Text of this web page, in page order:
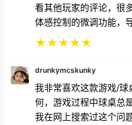
看其他玩家的评论，很
体感控制的微调功能，
★★★★★
drunkymcskunky
我非常喜欢这款游戏/球
何，游戏过程中球桌总
我在网上搜索过这个问